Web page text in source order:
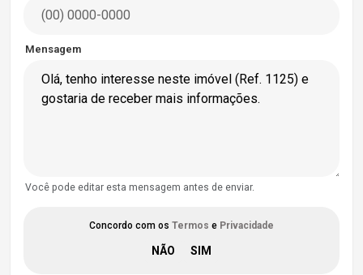
Mensagem
Você pode editar esta mensagem antes de enviar.
Concordo com os Termos e Privacidade